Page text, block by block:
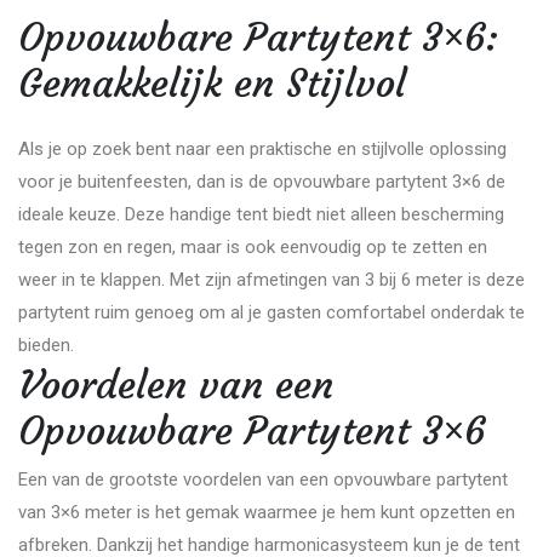
Opvouwbare Partytent 3×6:
Gemakkelijk en Stijlvol
Als je op zoek bent naar een praktische en stijlvolle oplossing
voor je buitenfeesten, dan is de opvouwbare partytent 3×6 de
ideale keuze. Deze handige tent biedt niet alleen bescherming
tegen zon en regen, maar is ook eenvoudig op te zetten en
weer in te klappen. Met zijn afmetingen van 3 bij 6 meter is deze
partytent ruim genoeg om al je gasten comfortabel onderdak te
bieden.
Voordelen van een
Opvouwbare Partytent 3×6
Een van de grootste voordelen van een opvouwbare partytent
van 3×6 meter is het gemak waarmee je hem kunt opzetten en
afbreken. Dankzij het handige harmonicasysteem kun je de tent